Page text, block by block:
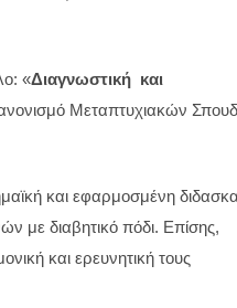
«Διαγνωστική και
Μεταπτυχιακών
και εφαρμοσμένη
με διαβητικό πόδι. Επίσης,
και ερευνητική τους